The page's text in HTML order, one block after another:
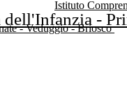
Istituto
dell'Infanzia -
- Veduggio - Briosco